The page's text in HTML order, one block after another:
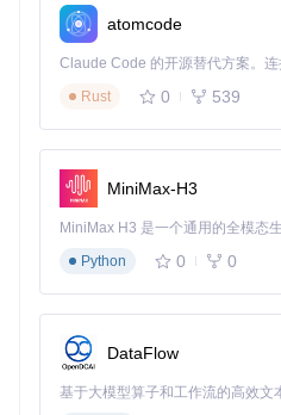
coaPods集成。
迈向高效跨平台开发
借助MOKO KSwift，开发者能
wift用户提供一致且高效的API
辑还是简单的小型应用，这款工
在就加入MOKO KSwift的行列
吧！
项目链接| 相关文章|文档与示
atomcode
Rust
0 539
MiniMax-H3
Python
0 0
DataFlow
基于大模型算子和工作流的高效文